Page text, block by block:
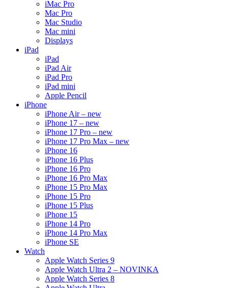
iMac Pro
Mac Pro
Mac Studio
Mac mini
Displays
iPad
iPad
iPad Air
iPad Pro
iPad mini
Apple Pencil
iPhone
iPhone Air – new
iPhone 17 – new
iPhone 17 Pro – new
iPhone 17 Pro Max – new
iPhone 16
iPhone 16 Plus
iPhone 16 Pro
iPhone 16 Pro Max
iPhone 15 Pro Max
iPhone 15 Pro
iPhone 15 Plus
iPhone 15
iPhone 14 Pro
iPhone 14 Pro Max
iPhone SE
Watch
Apple Watch Series 9
Apple Watch Ultra 2 – NOVINKA
Apple Watch Series 8